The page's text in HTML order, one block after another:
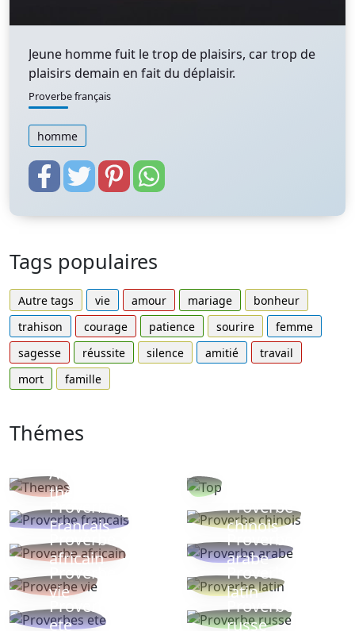
Jeune homme fuit le trop de plaisirs, car trop de
plaisirs demain en fait du déplaisir.
Proverbe français
homme
Tags populaires
Autre tags vie amour mariage
bonheur
trahison
courage patience sourire
femme
sagesse
réussite silence amitié
travail
mort
famille
Thémes
Autres
thèmes
Proverbe
Français
Proverbe
chinois
Proverbe
africain
Proverbe
arabe
Proverbe
vie
Proverbe
latin
Proverbes
ete
Proverbe
russe